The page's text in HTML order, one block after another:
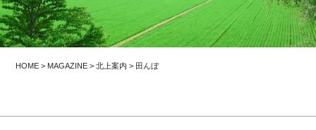
HOME > MAGAZINE >北上案内 > 田んぼ